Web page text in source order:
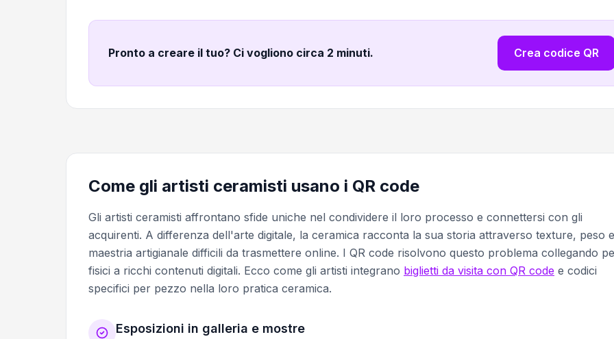
Pronto a creare il tuo? Ci vogliono circa 2 minuti. Crea codice QR
Come gli artisti ceramisti usano i QR code
Gli artisti ceramisti affrontano sfide uniche nel condividere il loro processo e connettersi con gli
acquirenti. A differenza dell'arte digitale, la ceramica racconta la sua storia attraverso texture, peso e
maestria artigianale difficili da trasmettere online. I QR code risolvono questo problema collegando
fisici a ricchi contenuti digitali. Ecco come gli artisti integrano biglietti da visita con QR code e codici
specifici per pezzo nella loro pratica ceramica.
Esposizioni in galleria e mostre